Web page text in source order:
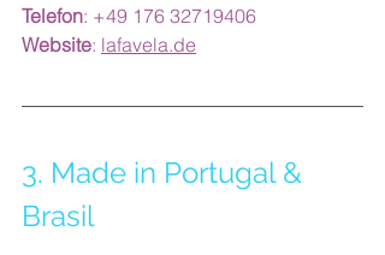
Telefon: +49 176 32719406
Website: lafavela.de
3. Made in Portugal &
Brasil